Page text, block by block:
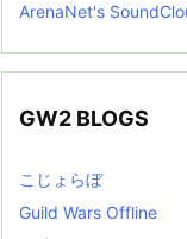
ArenaNet's
GW2 BLOGS
こじょらぼ
Guild Wars Offline